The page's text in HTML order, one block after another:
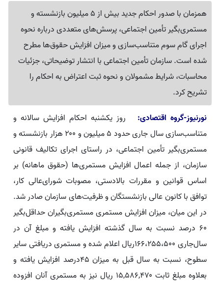
همزمان با صدور احکام جدید بیش از 5 میلیون بازنشسته و
مستمری‌بگیر تأمین اجتماعی، پرسش‌های متعددی درباره نحوه
اجرای گام سوم متناسب‌سازی و میزان افزایش حقوق‌ها مطرح
شده است. سازمان تأمین اجتماعی با انتشار توضیحاتی، جزئیات
محاسبات، شرایط مشمولان و نحوه ثبت اعتراض به احکام را
تشریح کرد.
نورنیوز-گروه اقتصادی:
روز یکشنبه احکام افزایش سالانه و
متناسب‌سازی سال جاری حدود ۵ میلیون و ۲۰۰ هزار بازنشسته و
مستمری‌بگیر تأمین اجتماعی، در راستای اجرای تکالیف قانونی
سازمان، از جمله اعمال افزایش مستمری‌ها (حقوق ماهانه) بر
اساس قوانین و مقررات بالادستی، مصوبات شورای‌عالی کار،
توافق با کانون عالی بازنشستگان و ظرفیت‌های سازمان صادر شد.
در این میان، میزان افزایش مستمری مستمری‌بگیران حداقل‌بگیر
۶۰ درصد نسبت به سال گذشته افزایش یافته و مبلغ آن در
سال‌جاری ۱۶۶،۲۵۵،۵۰۰ریال اعلام شده و مستمری دریافتی سایر
سطوح، نسبت به سال قبل به میزان ۴۵درصد افزایش یافته و
بعلاوه مبلغ ثابت ۱۵,۵۸۶,۴۷۰ ریال نیز به مستمری آنان افزوده